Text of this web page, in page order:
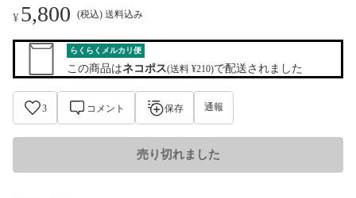
¥5,800 (税込) 送料込み
らくらくメルカリ便
この商品はネコポス(送料 ¥210)で配送されました
3 コメント 保存 通報
売り切れました